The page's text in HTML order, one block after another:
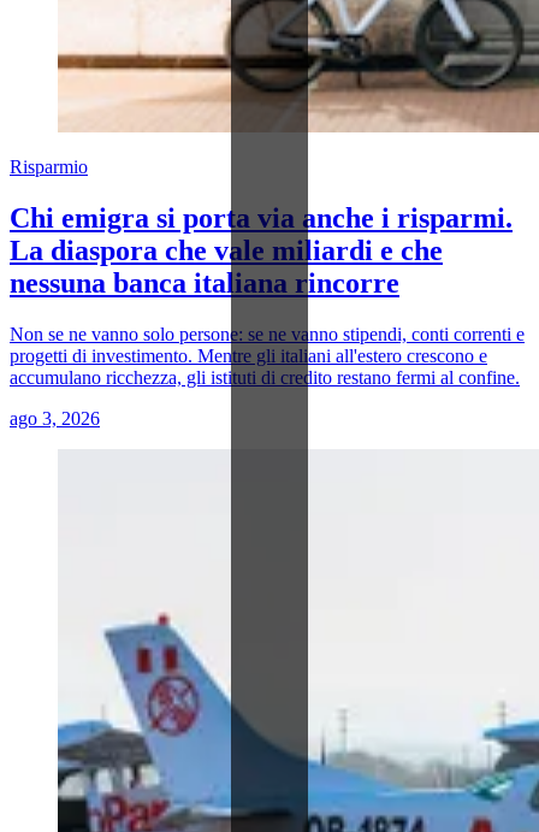
Risparmio
Chi emigra si porta via anche i risparmi.
La diaspora che vale miliardi e che
nessuna banca italiana rincorre
Non se ne vanno solo persone: se ne vanno stipendi, conti correnti e
progetti di investimento. Mentre gli italiani all'estero crescono e
accumulano ricchezza, gli istituti di credito restano fermi al confine.
ago 3, 2026